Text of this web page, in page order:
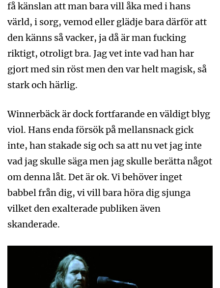
få känslan att man bara vill åka med i hans
värld, i sorg, vemod eller glädje bara därför att
den känns så vacker, ja då är man fucking
riktigt, otroligt bra. Jag vet inte vad han har
gjort med sin röst men den var helt magisk, så
stark och härlig.
Winnerbäck är dock fortfarande en väldigt blyg
viol. Hans enda försök på mellansnack gick
inte, han stakade sig och sa att nu vet jag inte
vad jag skulle säga men jag skulle berätta något
om denna låt. Det är ok. Vi behöver inget
babbel från dig, vi vill bara höra dig sjunga
vilket den exalterade publiken även
skanderade.